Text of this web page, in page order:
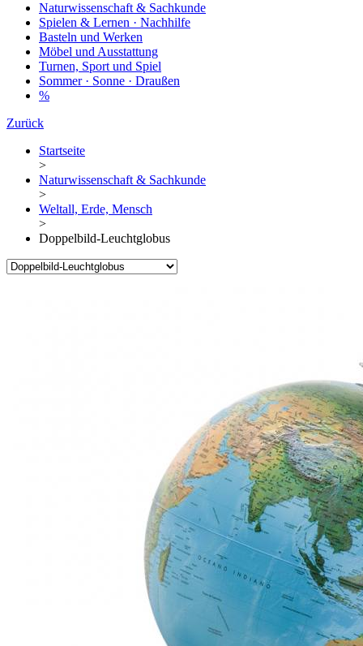
Naturwissenschaft & Sachkunde
Spielen & Lernen · Nachhilfe
Basteln und Werken
Möbel und Ausstattung
Turnen, Sport und Spiel
Sommer · Sonne · Draußen
%
Zurück
Startseite
>
Naturwissenschaft & Sachkunde
>
Weltall, Erde, Mensch
>
Doppelbild-Leuchtglobus